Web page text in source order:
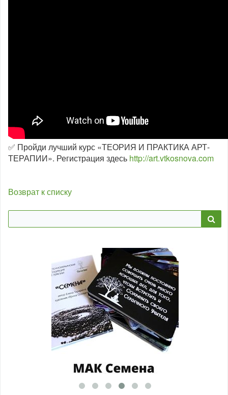
✅ Пройди лучший курс «ТЕОРИЯ И ПРАКТИКА АРТ-
ТЕРАПИИ». Регистрация здесь http://art.vtkosnova.com
Возврат к списку